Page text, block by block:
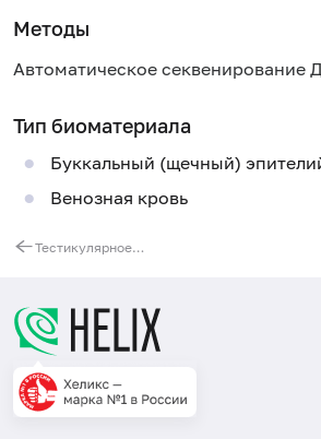
Методы
Автоматическое секвенирование
Тип биоматериала
Буккальный (щечный)
Венозная кровь
Тестикулярное нарушение сперматогенеза